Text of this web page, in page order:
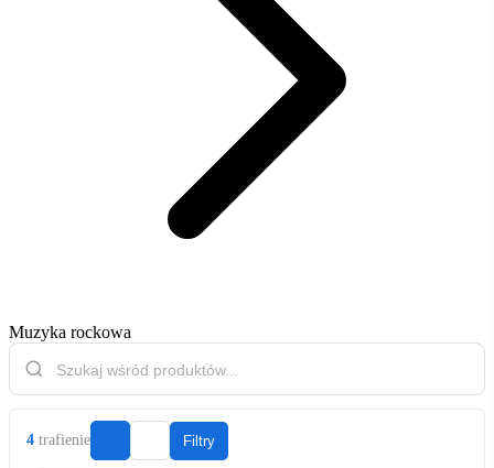
Muzyka rockowa
4 trafienie Filtry